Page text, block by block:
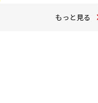
もっと見る